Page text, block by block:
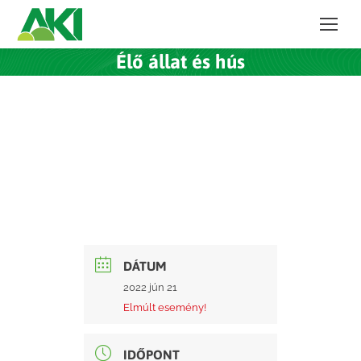
Élő állat és hús
DÁTUM
2022 jún 21
Elmúlt esemény!
IDŐPONT